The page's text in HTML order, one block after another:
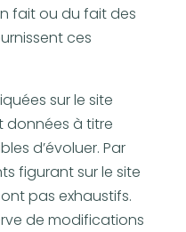
fait ou du fait des
ces
sur le site
données à titre
d’évoluer. Par
figurant sur le site
pas exhaustifs.
de modifications